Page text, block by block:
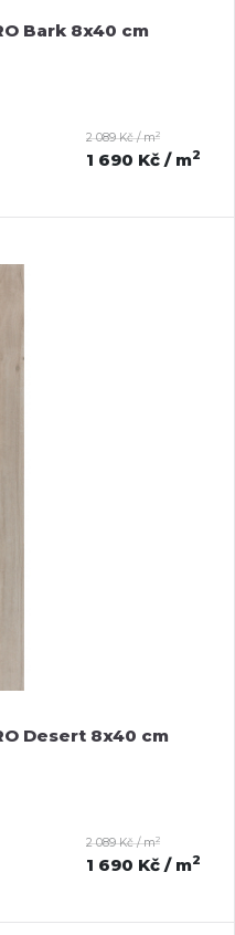
Bark 8x40 cm
2 089 Kč / m2
1 690 Kč / m2
Desert 8x40 cm
2 089 Kč / m2
1 690 Kč / m2